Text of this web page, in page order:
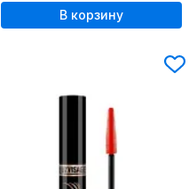
В корзину